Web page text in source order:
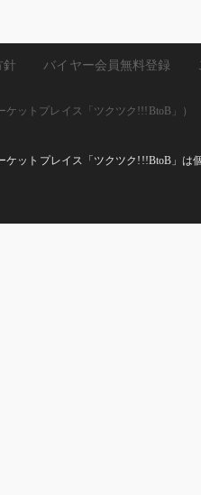
針 バイヤー会員無料登録
ットプレイス「ツクツク!!!BtoB」）
ケットプレイス「ツクツク!!!BtoB」は